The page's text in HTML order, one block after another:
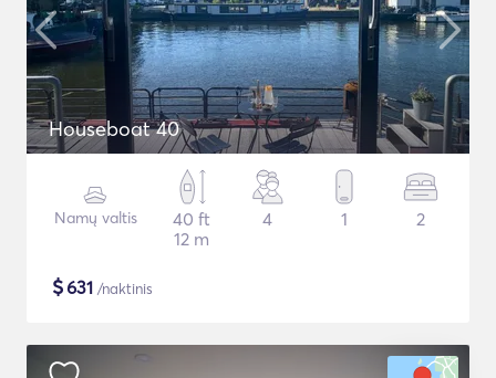
Houseboat 40
Namų valtis
40 ft
12 m
4 1 2
$631 /naktinis